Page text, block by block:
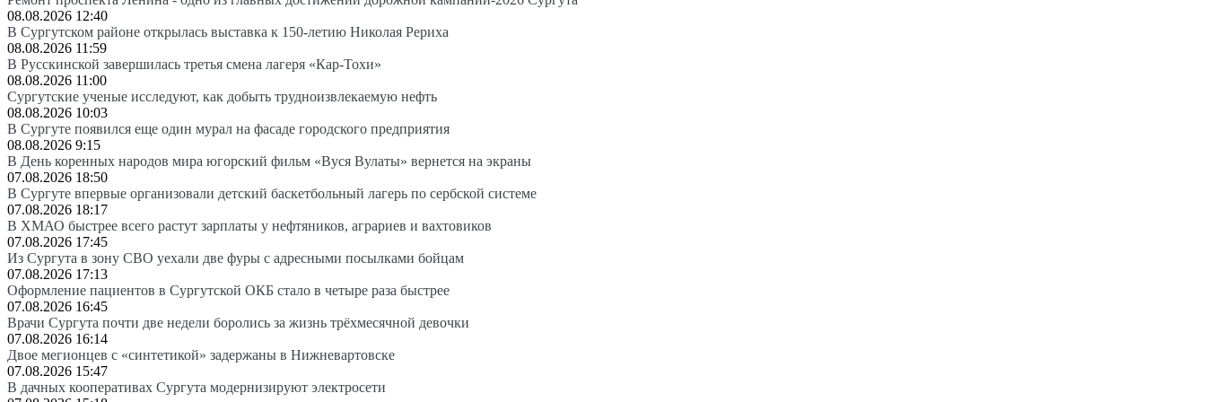
08.08.2026 12:40
В Сургутском районе открылась выставка к 150-летию Николая Рериха
08.08.2026 11:59
В Русскинской завершилась третья смена лагеря «Кар-Тохи»
08.08.2026 11:00
Сургутские ученые исследуют, как добыть трудноизвлекаемую нефть
08.08.2026 10:03
В Сургуте появился еще один мурал на фасаде городского предприятия
08.08.2026 9:15
В День коренных народов мира югорский фильм «Вуся Вулаты» вернется на экраны
07.08.2026 18:50
В Сургуте впервые организовали детский баскетбольный лагерь по сербской системе
07.08.2026 18:17
В ХМАО быстрее всего растут зарплаты у нефтяников, аграриев и вахтовиков
07.08.2026 17:45
Из Сургута в зону СВО уехали две фуры с адресными посылками бойцам
07.08.2026 17:13
Оформление пациентов в Сургутской ОКБ стало в четыре раза быстрее
07.08.2026 16:45
Врачи Сургута почти две недели боролись за жизнь трёхмесячной девочки
07.08.2026 16:14
Двое мегионцев с «синтетикой» задержаны в Нижневартовске
07.08.2026 15:47
В дачных кооперативах Сургута модернизируют электросети